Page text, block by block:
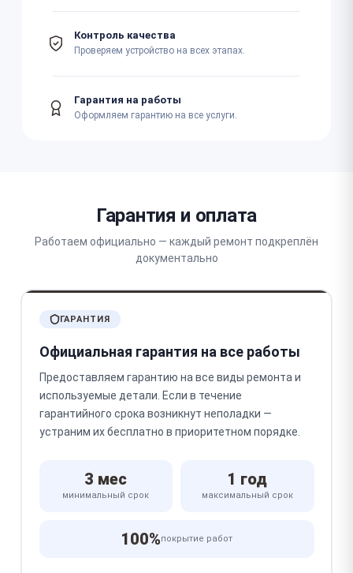
Контроль качества
Проверяем устройство на всех этапах.
Гарантия на работы
Оформляем гарантию на все услуги.
Гарантия и оплата
Работаем официально — каждый ремонт подкреплён
документально
ГАРАНТИЯ
Официальная гарантия на все работы
Предоставляем гарантию на все виды ремонта и
используемые детали. Если в течение
гарантийного срока возникнут неполадки —
устраним их бесплатно в приоритетном порядке.
3 мес
минимальный срок
1 год
максимальный срок
100%покрытие работ